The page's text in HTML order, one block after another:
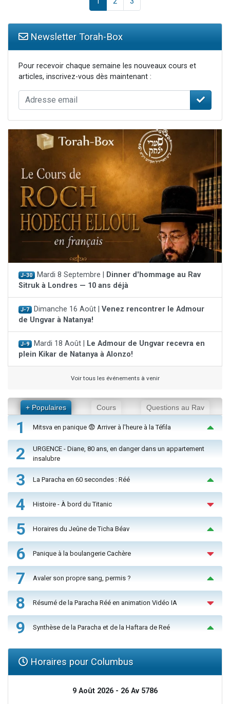
Newsletter Torah-Box
Pour recevoir chaque semaine les nouveaux cours et
articles, inscrivez-vous dès maintenant :
J-30 Mardi 8 Septembre |
Dinner d'hommage au Rav
Sitruk à Londres — 10 ans déjà
J-7 Dimanche 16 Août | Venez rencontrer le Admour
de Ungvar à Natanya!
J-9 Mardi 18 Août |
Le Admour de Ungvar recevra en
plein Kikar de Natanya à Alonzo!
Voir tous les événements à venir
+ Populaires Cours Questions au Rav
1 Mitsva en panique 😨 Arriver à l'heure à la Téfila
2
URGENCE - Diane, 80 ans, en danger dans un appartement
insalubre
3 La Paracha en 60 secondes : Réé
4 Histoire - À bord du Titanic
5 Horaires du Jeûne de Ticha Béav
6 Panique à la boulangerie Cachère
7 Avaler son propre sang, permis ?
8 Résumé de la Paracha Réé en animation Vidéo IA
9 Synthèse de la Paracha et de la Haftara de Reé
Horaires pour Columbus
9 Août 2026 - 26 Av 5786